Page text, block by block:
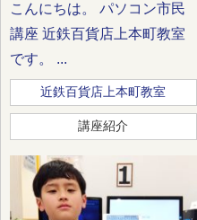
こんにちは。 パソコン市民
講座 近鉄百貨店上本町教室
です。 ...
近鉄百貨店上本町教室
講座紹介